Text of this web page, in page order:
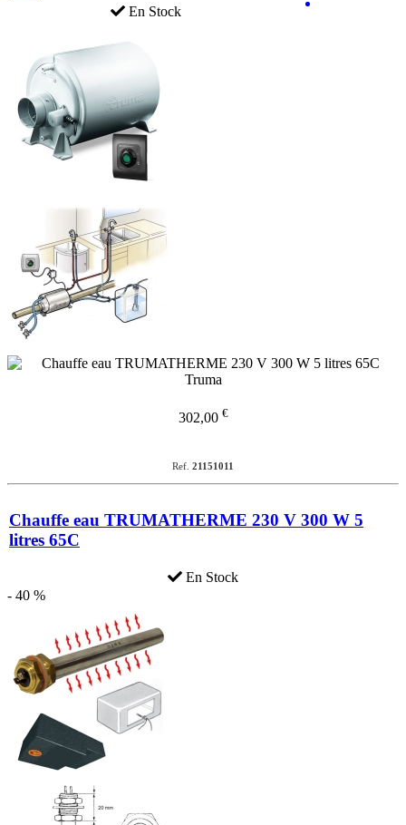
En Stock
302,00 €
Ref. 21151011
Chauffe eau TRUMATHERME 230 V 300 W 5
litres 65C
En Stock
- 40 %